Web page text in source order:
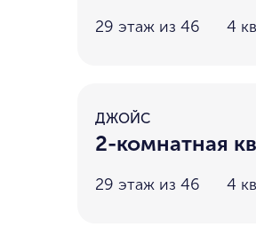
29 этаж из 46 4
ДЖОЙС
2-комнатная
29 этаж из 46 4